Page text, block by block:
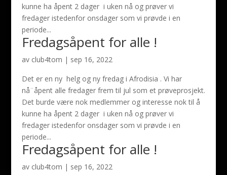
kunne ha åpent 2 dager i uken nå og prøver vi
fredager istedenfor onsdager som vi prøvde i en
periode...
Fredagsåpent for alle !
av club4tom | sep 16, 2022
Det er en ny helg og ny fredag i Afrodisia . Vi har
nå¨åpent alle fredager frem til jul som et prøveprosjekt.
Det burde være nok medlemmer og interesse nok til å
kunne ha åpent 2 dager i uken nå og prøver vi
fredager istedenfor onsdager som vi prøvde i en
periode...
Fredagsåpent for alle !
av club4tom | sep 16, 2022